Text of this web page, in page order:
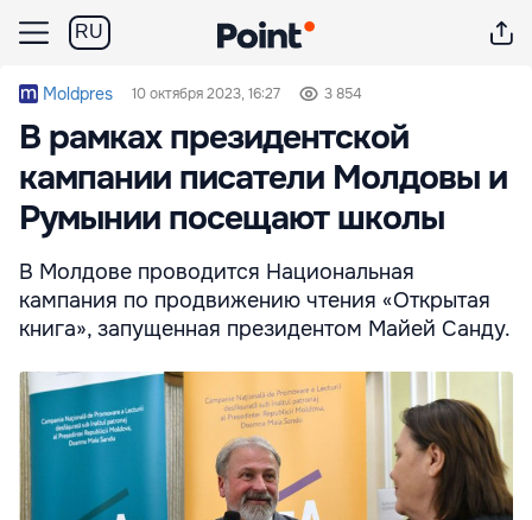
RU
Moldpres 10 октября 2023, 16:27 3 854
В рамках президентской
кампании писатели Молдовы и
Румынии посещают школы
В Молдове проводится Национальная
кампания по продвижению чтения «Открытая
книга», запущенная президентом Майей Санду.